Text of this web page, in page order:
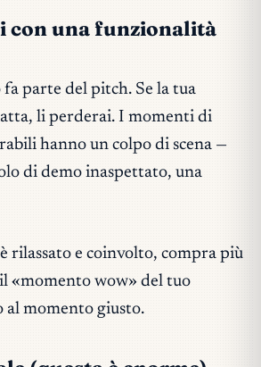
con una funzionalità
parte del pitch. Se la tua
li perderai. I momenti di
hanno un colpo di scena —
di demo inaspettato, una
rilassato e coinvolto, compra più
«momento wow» del tuo
momento giusto.